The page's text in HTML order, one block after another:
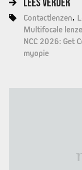
Contactlenzen
Multifocale
NCC 2026: Get
myopie